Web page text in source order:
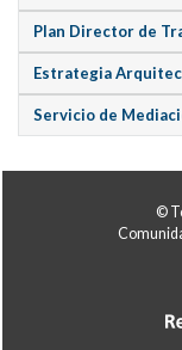
Plan Director de
Estrategia
Servicio de
©